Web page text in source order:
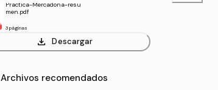
Practica-Mercadona-resu
men.pdf
3 páginas
download Descargar
Archivos recomendados